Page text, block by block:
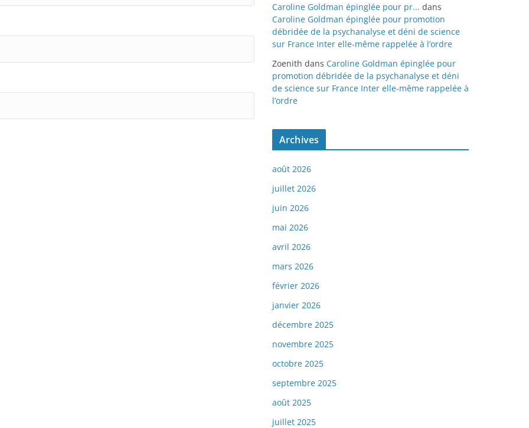
Caroline Goldman épinglée pour pr... dans
Caroline Goldman épinglée pour promotion
débridée de la psychanalyse et déni de science
sur France Inter elle-même rappelée à l’ordre
Zoenith dans Caroline Goldman épinglée pour
promotion débridée de la psychanalyse et déni
de science sur France Inter elle-même rappelée à
l’ordre
Archives
août 2026
juillet 2026
juin 2026
mai 2026
avril 2026
mars 2026
février 2026
janvier 2026
décembre 2025
novembre 2025
octobre 2025
septembre 2025
août 2025
juillet 2025